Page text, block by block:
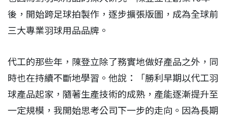
後，開始跨足球拍製作，逐步擴張版圖，成為全球前
三大專業羽球用品品牌。
代工的那些年，陳登立除了務實地做好產品之外，同
時也在持續不斷地學習。他說：「勝利早期以代工羽
球產品起家，隨著生產技術的成熟，產能逐漸提升至
一定規模，我開始思考公司下一步的走向。因為長期